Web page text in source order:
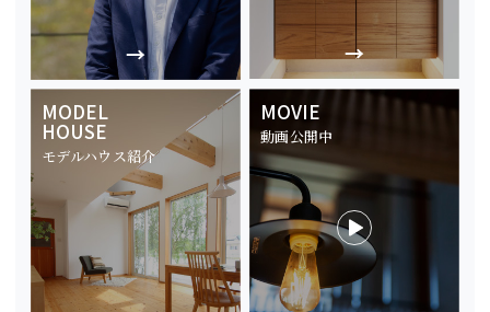
MODEL
HOUSE
モデルハウス紹介
MOVIE
動画公開中